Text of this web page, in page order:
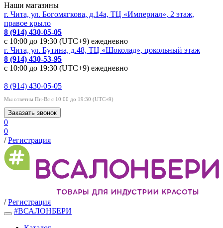
Наши магазины
г. Чита, ул. Богомягкова, д.14а, ТЦ «Империал», 2 этаж,
правое крыло
8 (914) 430-05-05
с 10:00 до 19:30 (UTC+9) ежедневно
г. Чита, ул. Бутина, д.48, ТЦ «Шоколад», цокольный этаж
8 (914) 430-53-95
с 10:00 до 19:30 (UTC+9) ежедневно
8 (914) 430-05-05
Мы ответим Пн-Вс с 10:00 до 19:30 (UTC+9)
Заказать звонок
0
0
/ Регистрация
/ Регистрация
#ВСАЛОНБЕРИ